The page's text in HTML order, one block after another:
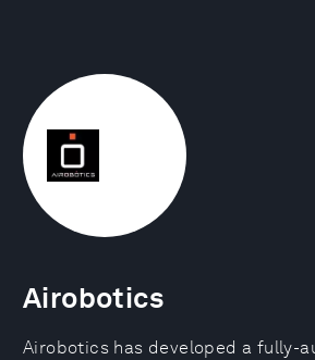
Airobotics
Airobotics has developed a fully-